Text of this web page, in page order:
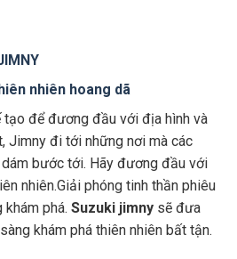
nhiên hoang dã
tạo để đương đầu với địa hình và
Jimny đi tới những nơi mà các
bước tới. Hãy đương đầu với
nhiên.Giải phóng tinh thần phiêu
khám phá. Suzuki jimny sẽ đưa
khám phá thiên nhiên bất tận.